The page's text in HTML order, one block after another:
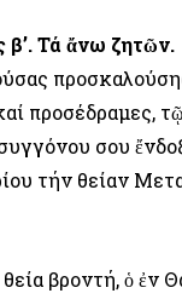
Τά ἄνω ζητῶν.
προσέδραμες,
σου
τήν θείαν
βροντή, ὁ ἐν